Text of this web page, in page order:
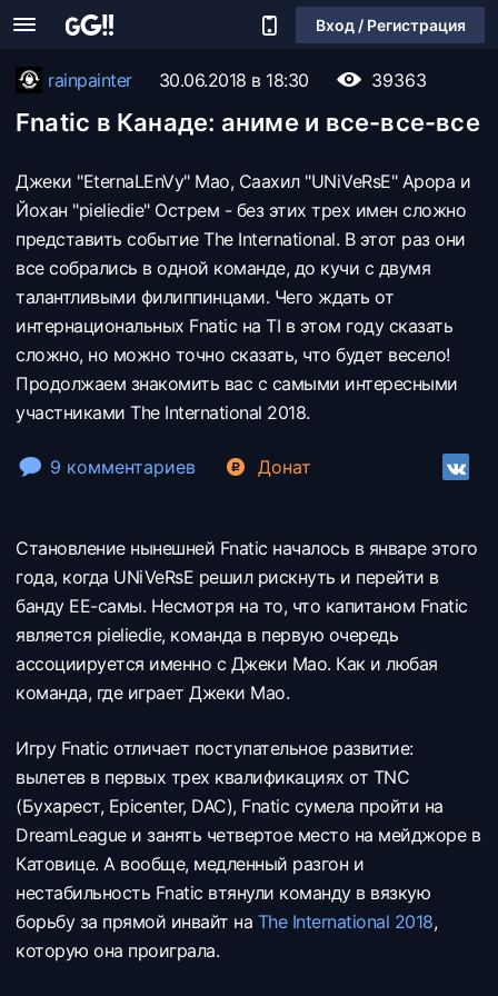
Вход / Регистрация
rainpainter 30.06.2018 в 18:30 39363
Fnatic в Канаде: аниме и все-все-все
Джеки "EternaLEnVy" Мао, Саахил "UNiVeRsE" Арора и
Йохан "pieliedie" Острем - без этих трех имен сложно
представить событие The International. В этот раз они
все собрались в одной команде, до кучи с двумя
талантливыми филиппинцами. Чего ждать от
интернациональных Fnatic на TI в этом году сказать
сложно, но можно точно сказать, что будет весело!
Продолжаем знакомить вас с самыми интересными
участниками The International 2018.
9 комментариев Донат
Становление нынешней Fnatic началось в январе этого
года, когда UNiVeRsE решил рискнуть и перейти в
банду EE-самы. Несмотря на то, что капитаном Fnatic
является pieliedie, команда в первую очередь
ассоциируется именно с Джеки Мао. Как и любая
команда, где играет Джеки Мао.
Игру Fnatic отличает поступательное развитие:
вылетев в первых трех квалификациях от TNC
(Бухарест, Epicenter, DAC), Fnatic сумела пройти на
DreamLeague и занять четвертое место на мейджоре в
Катовице. А вообще, медленный разгон и
нестабильность Fnatic втянули команду в вязкую
борьбу за прямой инвайт на The International 2018,
которую она проиграла.